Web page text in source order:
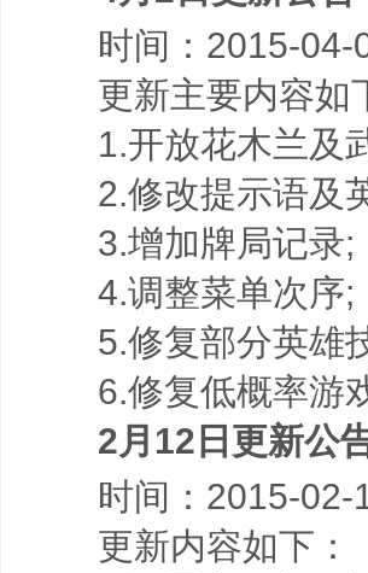
时间：2015-04-
更新主要内容如
1.开放花木兰及
2.修改提示语及
3.增加牌局记录;
4.调整菜单次序;
5.修复部分英雄
6.修复低概率游
2月12日更新公
时间：2015-02-
更新内容如下：